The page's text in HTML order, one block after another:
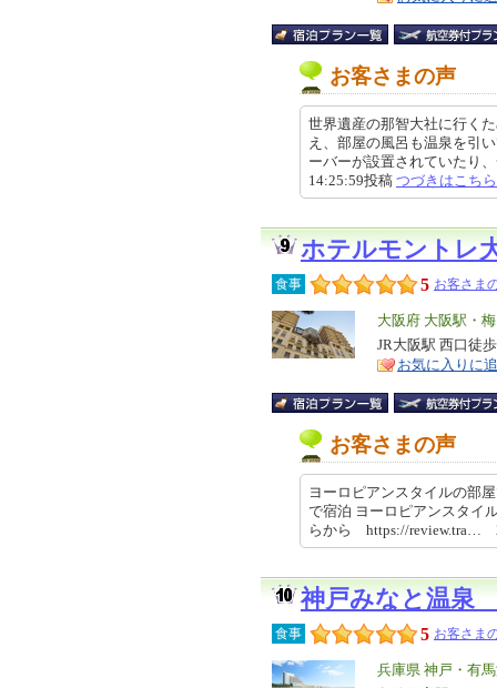
お客さまの声
世界遺産の那智大社に行く
え、部屋の風呂も温泉を引
ーバーが設置されていたり
14:25:59投稿 つづきはこちら
ホテルモントレ
食事 5 お客さま
エ
リ
ア
大阪府 大阪駅・
特
徴
JR大阪駅 西口徒
お気に入りに
お客さまの声
ヨーロピアンスタイルの部
で宿泊 ヨーロピアンスタイ
らから https://review.tra…
神戸みなと温泉
食事 5 お客さま
エ
兵庫県 神戸・有